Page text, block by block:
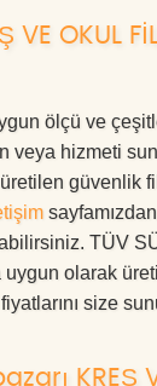
OKUL
ölçü ve
veya hizmeti
güvenlik
TÜV
uygun olarak
size
KREŞ